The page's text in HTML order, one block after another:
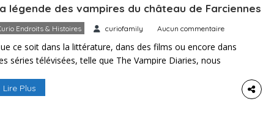
légende des vampires du château de Farciennes
Endroits & Histoires curiofamily Aucun commentaire
ce soit dans la littérature, dans des films ou encore dans
séries télévisées, telle que The Vampire Diaries, nous
êtres qui, pour survivre, doivent vivre la nuit et puiser
Lire Plus